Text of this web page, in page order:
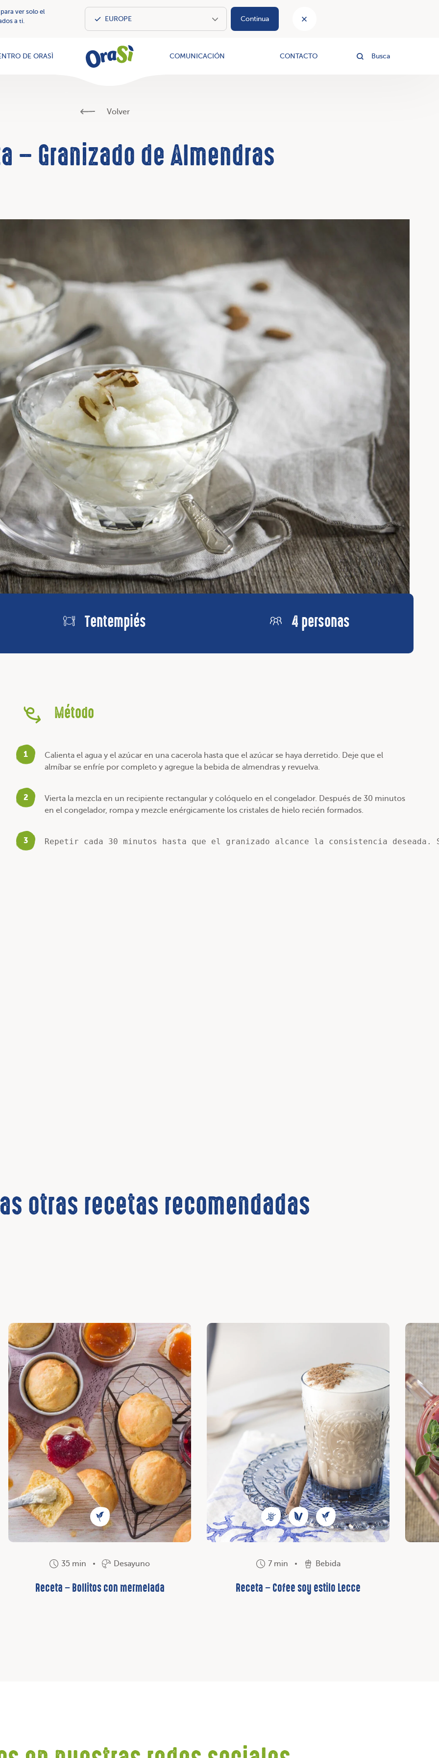
ver solo el
a ti.
Continua
OraSì Vegetale
DE ORASÌ COMUNICACIÓN CONTACTO Busca
Volver
– Granizado de Almendras
Tentempiés 4 personas
Método
1
Calienta el agua y el azúcar en una cacerola hasta que el azúcar se haya derretido. Deje que el
almíbar se enfríe por completo y agregue la bebida de almendras y revuelva.
2
Vierta la mezcla en un recipiente rectangular y colóquelo en el congelador. Después de 30 minutos
en el congelador, rompa y mezcle enérgicamente los cristales de hielo recién formados.
3 Repetir cada 30 minutos hasta que el granizado alcance la consistencia
otras recetas recomendadas
35 min Desayuno
Receta – Bollitos con mermelada
Descubrir
7 min Bebida
Receta – Cofee soy estilo Lecce
Descubrir